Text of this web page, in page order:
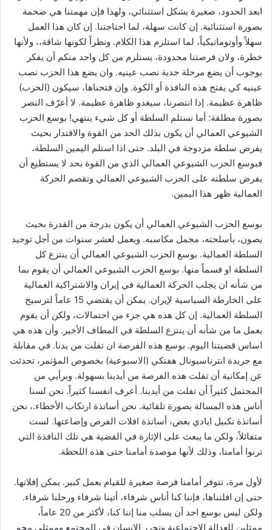
ابعد الحدود، صغيرة بشكل استثنائي، ولهذا فإن مهمتنا هي ضخمة
بصورة استثنائية. إن كانت سهلة، لما احتاجتنا. إن كان هذا العمل
سهلاً وأوتوماتيكياً، لما استلزم هذا الكلام. ونظراً لكونها شاقة،، ولأنها
خطرة، ولان فرصتنا محدودة، يستلزم من كل واحد منكم أن يفكر
بوجوب أن يضع مرحلة جدية نصب عينيه. وان يضع هذا الحزب نصب
عينيه كي يفتح هذه النافذة أو الكوة. وإن فتحناها، سيكون (الحزب)
ظاهرة عظيمة. إذا انتصرنا، سيغدو ظاهرة عظيمة. لا أعرّف النصر
بصورة مطلقة: أما نستلم السلطة أو كل شيء ينتهي! بوسع الحزب
الشيوعي العمالي أن يكون بذلك الحد من القوة والاقتدار بحيث
يفرض سلطة مزدوجة في البلد. حتى اذا استلم اليمين السلطة،
فبوسع الحزب الشيوعي العمالي الذي من القوة بحد لا يستطيع أن
يفرض سلطته على الحزب الشيوعي العمالي وتقصم الحركة
العمالية ظهر هذا اليمين.
بوسع الحزب الشيوعي العمالي أن يكون بدرجة من القدرة بحيث
يصون، بأسلحته، مجمل مكاسبه. ويعمل لعشر سنوات من أجل توحيد
السلطة العمالية. بوسع الحزب الشيوعي العمالي أن ينتزع كل
السلطة او قسماً منها. بوسع الحزب الشيوعي العمالي أن يقوم بما
من شأنه ان يجلب الحركة العمالية في إيران والاشتراكية العمالية
على الخارطة السياسية لإيران. يمكن أن يقتضي 15 عاماً لترسيخ
السلطة العمالية. إن كل هذه هي جزء من احتمالات، ولكن أن يقوم
بعمل ما من شأنه أن ينتزع السلطة في المطاف الأخير. وأن هذه هي
اساس قضيتنا اليوم. بوسع هذه الفرصة ان تفلت من يدنا. في مقابلة
مع جريدة انترناسيونال هفتكي (الاسبوعية) بخصوص المؤتمر، تحدثت
عن إمكانية أن تفلت هذه الفرصة من أيدينا بسهولة. وبرأيي من
المحتمل كثيراً أن تفلت من أيدينا. أعرف انفسنا كثيراً. نحن لسنا
أناس هذه المسالة بصورة تلقائية. نحن أساتذة ارتكاب الأخطاء.، نحن
أساتذة تكبيل ايادي بعض، أساتذة افلات الفرص وإضاعتها. لست
متفائلاً، ولكن ما يبعث على الإثارة في القضية هي تلك النافذة التي
ترنوا أمامنا، وذلك لأنها موصدة أمامنا حتى هذه اللحظة.
لأول مرة، تتوفر أمامنا فرصة صغيرة للقيام بعمل كبير. يمكن إفلاتها.
حتى إن افلتناها، فإننا كنا أناس شرفاء، أتينا شرفاء ورحلنا شرفاء.
ولكن ليس بوسع احد أن يسلب منا إننا كنا، لأكثر من 20 عاماً،
ممثلين للعدالة الاجتماعية وتحرر الانسان في المجتمع وممثلي محو